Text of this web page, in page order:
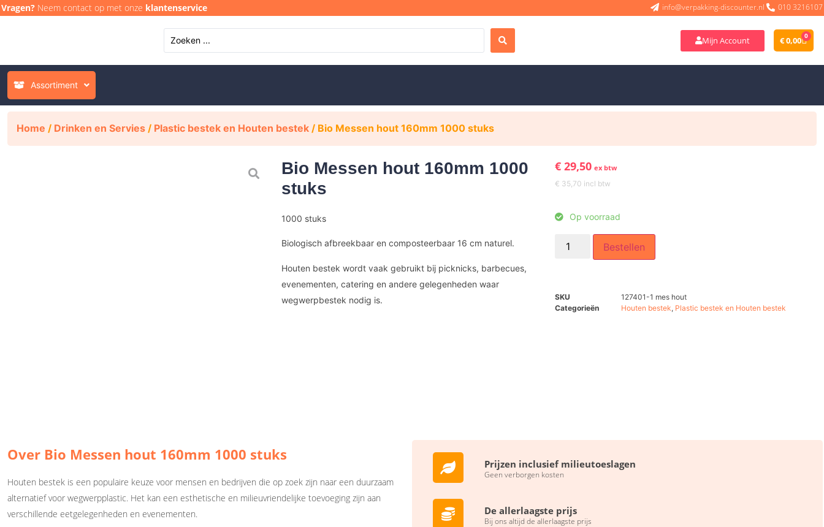
Vragen? Neem contact op met onze klantenservice info@verpakking-discounter.nl 010 3216107
Mijn Account €0,00 0
Assortiment
Home / Drinken en Servies / Plastic bestek en Houten bestek / Bio Messen hout 160mm 1000 stuks
Bio Messen hout 160mm 1000
stuks
1000 stuks
Biologisch afbreekbaar en composteerbaar 16 cm naturel.
Houten bestek wordt vaak gebruikt bij picknicks, barbecues,
evenementen, catering en andere gelegenheden waar
wegwerpbestek nodig is.
€ 29,50 ex btw
€ 35,70 incl btw
Op voorraad
Bestellen
SKU
127401-1 mes hout
Categorieën
Houten bestek, Plastic bestek en Houten bestek
Over Bio Messen hout 160mm 1000 stuks
Houten bestek is een populaire keuze voor mensen en bedrijven die op zoek zijn naar een duurzaam
alternatief voor wegwerpplastic. Het kan een esthetische en milieuvriendelijke toevoeging zijn aan
verschillende eetgelegenheden en evenementen.
Prijzen inclusief milieutoeslagen
Geen verborgen kosten
De allerlaagste prijs
Bij ons altijd de allerlaagste prijs